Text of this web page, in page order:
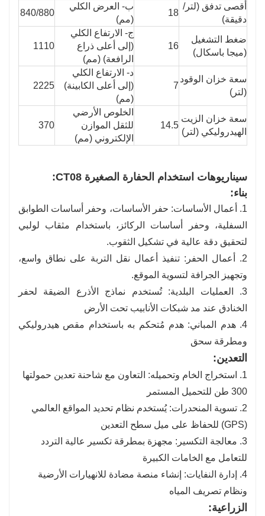
أقصى تدفق (لتر/
دقيقة)
18
ب- العرض الكلي
(مم)
840/880
ضغط التشغيل
(ميجا باسكال)
16
ج- الارتفاع الكلي
(إلى أعلى ذراع
الرافعة) (مم)
1110
سعة خزان الوقود
(لتر)
7
د- الارتفاع الكلي
(إلى أعلى الكابينة)
(مم)
2225
سعة خزان الزيت
الهيدروليكي (لتر)
14.5
الخلوص الأرضي
للثقل الموازن
الإلكتروني (مم)
370
سيناريوهات استخدام الحفارة الصغيرة CT08:
بناء:
1. أعمال الأساسات: حفر الأساسات، وحفر أساسات الطوابق
السفلية، وحفر أساسات الركائز، باستخدام مثقاب لولبي
لتحقيق دقة عالية في تشكيل الثقوب.
2. أعمال الحفر: تنفيذ أعمال نقل التربة على نطاق واسع،
وتجهيز الجرافة لتسوية الموقع.
3. العمليات البلدية: تُستخدم نماذج الأذرع الضيقة لحفر
الخنادق عند مد شبكات الأنابيب تحت الأرض
4. هدم المباني: هدم مُتحكم به باستخدام مقص هيدروليكي
ومطرقة سحق
التعدين:
1. استخراج الخام وتحميله: التعاون مع شاحنة تعدين حمولتها
300 طن للتحميل المستمر
2. تسوية المنحدرات: يُستخدم نظام تحديد المواقع العالمي
(GPS) للحفاظ على ميل سطح التعدين
3. معالجة التكسير: مجهزة بمطرقة تكسير عالية التردد
للتعامل مع الخامات الكبيرة
4. إدارة النفايات: إنشاء منصة مضادة للانهيارات الأرضية
ونظام تصريف المياه
الزراعية: